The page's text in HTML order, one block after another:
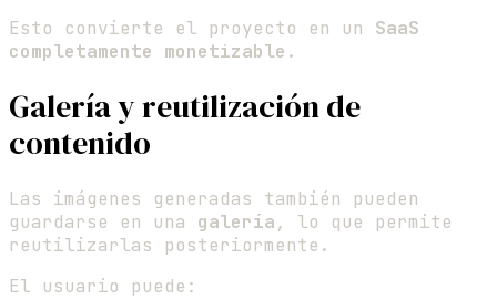
Esto convierte el proyecto en un SaaS
completamente monetizable .
Galería y reutilización de
contenido
Las imágenes generadas también pueden
guardarse en una galería, lo que permite
reutilizarlas posteriormente.
El usuario puede: